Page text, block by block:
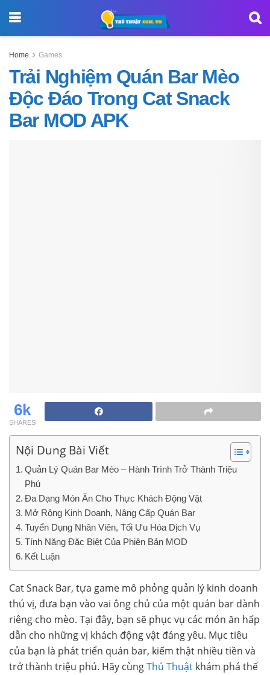
Home Games
Trải Nghiệm Quán Bar Mèo
Độc Đáo Trong Cat Snack
Bar MOD APK
6k
SHARES
Nội Dung Bài Viết
Quản Lý Quán Bar Mèo – Hành Trình Trở Thành Triệu
Phú
Đa Dạng Món Ăn Cho Thực Khách Động Vật
Mở Rộng Kinh Doanh, Nâng Cấp Quán Bar
Tuyển Dụng Nhân Viên, Tối Ưu Hóa Dịch Vụ
Tính Năng Đặc Biệt Của Phiên Bản MOD
Kết Luận
Cat Snack Bar, tựa game mô phỏng quản lý kinh doanh
thú vị, đưa bạn vào vai ông chủ của một quán bar dành
riêng cho mèo. Tại đây, bạn sẽ phục vụ các món ăn hấp
dẫn cho những vị khách động vật đáng yêu. Mục tiêu
của bạn là phát triển quán bar, kiếm thật nhiều tiền và
trở thành triệu phú. Hãy cùngThủ Thuật khám phá thế